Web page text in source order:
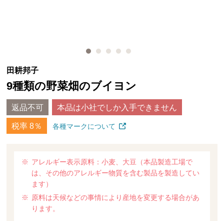
田耕邦子
9種類の野菜畑のブイヨン
返品不可 本品は小社でしか入手できません
税率 8％ 各種マークについて
アレルギー表示原料：小麦、大豆（本品製造工場で
は、その他のアレルギー物質を含む製品を製造してい
ます）
原料は天候などの事情により産地を変更する場合があ
ります。